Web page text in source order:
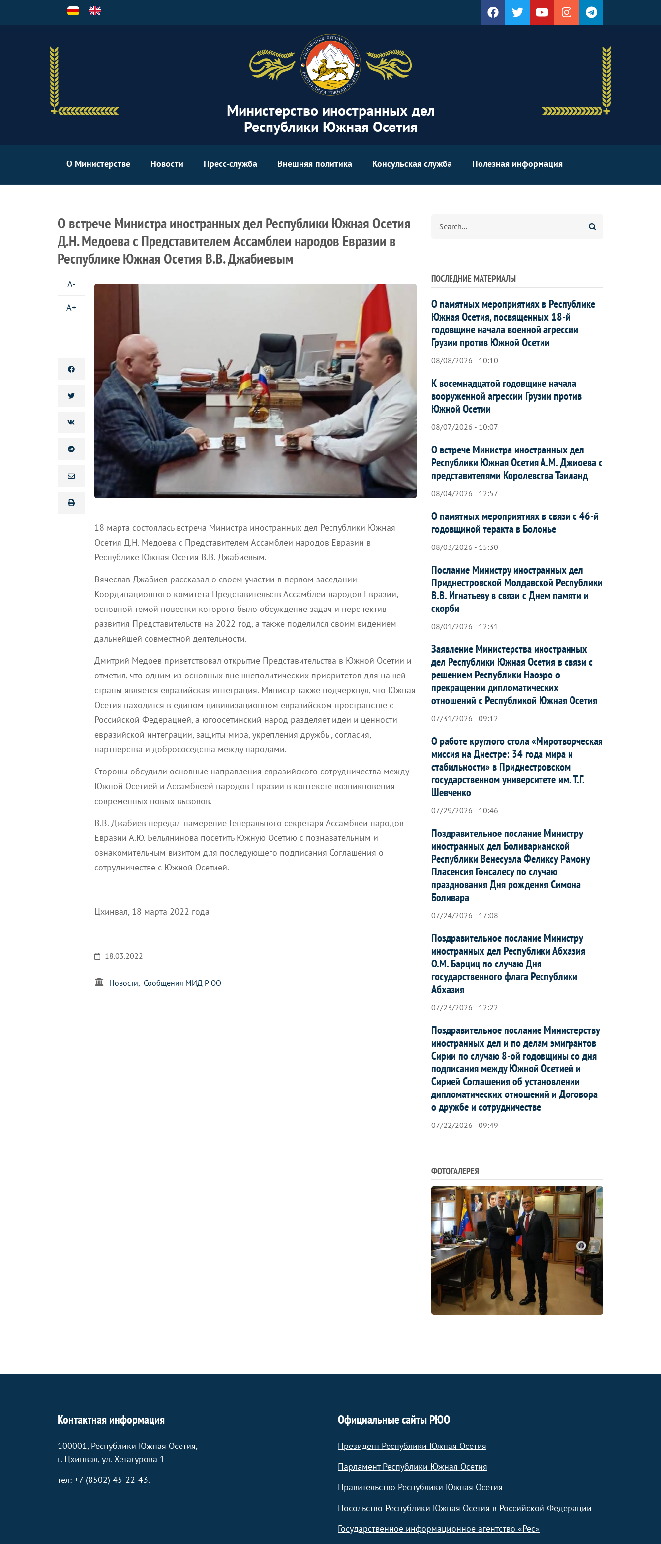
Министерство иностранных дел
Республики Южная Осетия
О Министерстве Новости Пресс-служба Внешняя политика Консульская служба Полезная информация
О встрече Министра иностранных дел Республики Южная Осетия
Д.Н. Медоева с Представителем Ассамблеи народов Евразии в
Республике Южная Осетия В.В. Джабиевым
A-
A+
18 марта состоялась встреча Министра иностранных дел Республики Южная
Осетия Д.Н. Медоева с Представителем Ассамблеи народов Евразии в
Республике Южная Осетия В.В. Джабиевым.
Вячеслав Джабиев рассказал о своем участии в первом заседании
Координационного комитета Представительств Ассамблеи народов Евразии,
основной темой повестки которого было обсуждение задач и перспектив
развития Представительств на 2022 год, а также поделился своим видением
дальнейшей совместной деятельности.
Дмитрий Медоев приветствовал открытие Представительства в Южной Осетии и
отметил, что одним из основных внешнеполитических приоритетов для нашей
страны является евразийская интеграция. Министр также подчеркнул, что Южная
Осетия находится в едином цивилизационном евразийском пространстве с
Российской Федерацией, а югоосетинский народ разделяет идеи и ценности
евразийской интеграции, защиты мира, укрепления дружбы, согласия,
партнерства и добрососедства между народами.
Стороны обсудили основные направления евразийского сотрудничества между
Южной Осетией и Ассамблеей народов Евразии в контексте возникновения
современных новых вызовов.
В.В. Джабиев передал намерение Генерального секретаря Ассамблеи народов
Евразии А.Ю. Бельянинова посетить Южную Осетию с познавательным и
ознакомительным визитом для последующего подписания Соглашения о
сотрудничестве с Южной Осетией.
Цхинвал, 18 марта 2022 года
18.03.2022
Новости Сообщения МИД РЮО
ПОСЛЕДНИЕ МАТЕРИАЛЫ
О памятных мероприятиях в Республике
Южная Осетия, посвященных 18-й
годовщине начала военной агрессии
Грузии против Южной Осетии
08/08/2026 - 10:10
К восемнадцатой годовщине начала
вооруженной агрессии Грузии против
Южной Осетии
08/07/2026 - 10:07
О встрече Министра иностранных дел
Республики Южная Осетия А.М. Джиоева с
представителями Королевства Таиланд
08/04/2026 - 12:57
О памятных мероприятиях в связи с 46-й
годовщиной теракта в Болонье
08/03/2026 - 15:30
Послание Министру иностранных дел
Приднестровской Молдавской Республики
В.В. Игнатьеву в связи с Днем памяти и
скорби
08/01/2026 - 12:31
Заявление Министерства иностранных
дел Республики Южная Осетия в связи с
решением Республики Наоэро о
прекращении дипломатических
отношений с Республикой Южная Осетия
07/31/2026 - 09:12
О работе круглого стола «Миротворческая
миссия на Днестре: 34 года мира и
стабильности» в Приднестровском
государственном университете им. Т.Г.
Шевченко
07/29/2026 - 10:46
Поздравительное послание Министру
иностранных дел Боливарианской
Республики Венесуэла Феликсу Рамону
Пласенсия Гонсалесу по случаю
празднования Дня рождения Симона
Боливара
07/24/2026 - 17:08
Поздравительное послание Министру
иностранных дел Республики Абхазия
О.М. Барциц по случаю Дня
государственного флага Республики
Абхазия
07/23/2026 - 12:22
Поздравительное послание Министерству
иностранных дел и по делам эмигрантов
Сирии по случаю 8-ой годовщины со дня
подписания между Южной Осетией и
Сирией Соглашения об установлении
дипломатических отношений и Договора
о дружбе и сотрудничестве
07/22/2026 - 09:49
ФОТОГАЛЕРЕЯ
Контактная информация
100001, Республики Южная Осетия,
г. Цхинвал, ул. Хетагурова 1
тел: +7 (8502) 45-22-43.
Официальные сайты РЮО
Президент Республики Южная Осетия
Парламент Республики Южная Осетия
Правительство Республики Южная Осетия
Посольство Республики Южная Осетия в Российской Федерации
Государственное информационное агентство «Рес»